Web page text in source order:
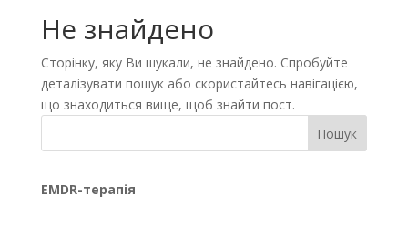
Не знайдено
Сторінку, яку Ви шукали, не знайдено. Спробуйте
деталізувати пошук або скористайтесь навігацією,
що знаходиться вище, щоб знайти пост.
Пошук
EMDR-терапія